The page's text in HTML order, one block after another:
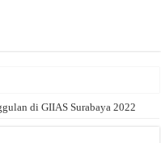
redaksi@bisnisnasional.com
di GIIAS Surabaya 2022